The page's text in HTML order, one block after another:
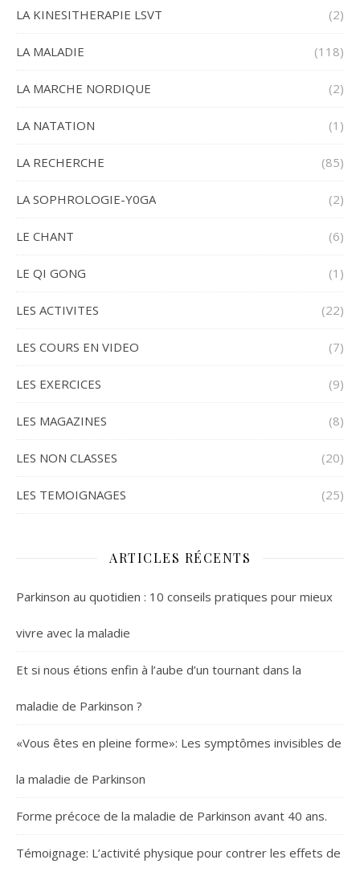
LA KINESITHERAPIE LSVT (2)
LA MALADIE (118)
LA MARCHE NORDIQUE (2)
LA NATATION (1)
LA RECHERCHE (85)
LA SOPHROLOGIE-Y0GA (2)
LE CHANT (6)
LE QI GONG (1)
LES ACTIVITES (22)
LES COURS EN VIDEO (7)
LES EXERCICES (9)
LES MAGAZINES (8)
LES NON CLASSES (20)
LES TEMOIGNAGES (25)
ARTICLES RÉCENTS
Parkinson au quotidien : 10 conseils pratiques pour mieux
vivre avec la maladie
Et si nous étions enfin à l’aube d’un tournant dans la
maladie de Parkinson ?
«Vous êtes en pleine forme»: Les symptômes invisibles de
la maladie de Parkinson
Forme précoce de la maladie de Parkinson avant 40 ans.
Témoignage: L’activité physique pour contrer les effets de